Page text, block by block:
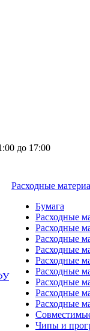
до 17:00
Расходные
Бумага
Расходные
Расходные
Расходные
Расходные
Расходные
Расходные
Расходные
Расходные
Расходные
Чипы и